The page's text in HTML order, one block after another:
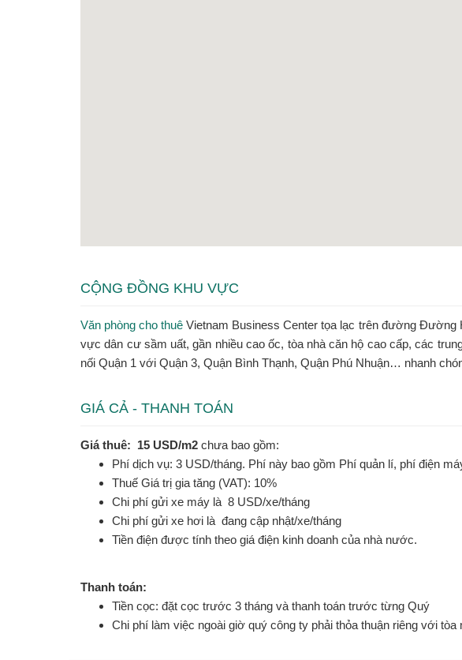
CỘNG ĐỒNG KHU VỰC
Văn phòng cho thuê Vietnam Business Center tọa lạc trên đường Đường
vực dân cư sầm uất, gần nhiều cao ốc, tòa nhà căn hộ cao cấp, các
nối Quận 1 với Quận 3, Quận Bình Thạnh, Quận Phú Nhuận… nhanh
GIÁ CẢ - THANH TOÁN
Giá thuê: 15 USD/m2 chưa bao gồm:
Phí dịch vụ: 3 USD/tháng. Phí này bao gồm Phí quản lí, phí điện
Thuế Giá trị gia tăng (VAT): 10%
Chi phí gửi xe máy là 8 USD/xe/tháng
Chi phí gửi xe hơi là đang cập nhật/xe/tháng
Tiền điện được tính theo giá điện kinh doanh của nhà nước.
Thanh toán:
Tiền cọc: đặt cọc trước 3 tháng và thanh toán trước từng Quý
Chi phí làm việc ngoài giờ quý công ty phải thỏa thuận riêng với tòa